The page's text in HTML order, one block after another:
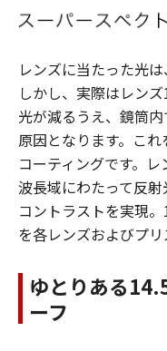
レンズに当たった光は
しかし、実際はレン
光が減るうえ、鏡筒
原因となります。こ
コーティングです。
波長域にわたって反
コントラストを実現
を各レンズおよびプリ
ゆとりある
ーフ